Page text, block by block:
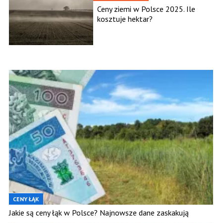
Ceny ziemi w Polsce 2025. Ile
kosztuje hektar?
CENY ŁĄK
Jakie są ceny łąk w Polsce? Najnowsze dane zaskakują